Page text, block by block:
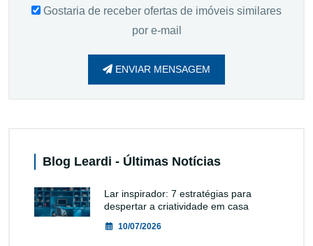
Gostaria de receber ofertas de imóveis similares
por e-mail
ENVIAR MENSAGEM
Blog Leardi - Últimas Notícias
Lar inspirador: 7 estratégias para
despertar a criatividade em casa
10/07/2026